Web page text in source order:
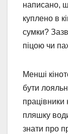
написано,
куплено в
сумки?
піцою чи
Менші
бути
працівники
пляшку
знати про